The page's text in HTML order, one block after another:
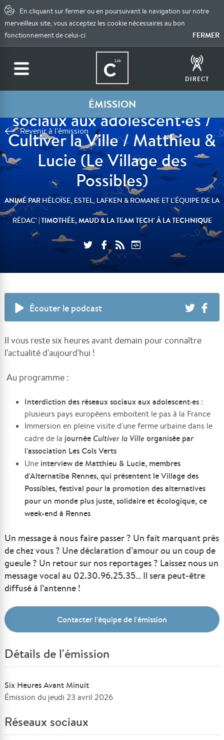
En cliquant sur fermer ou en poursuivant la navigation sur notre
merveilleux site, vous acceptez les cookie nécessaires au bon
fonctionnement de celui-ci
FERMER
DIRECT
ÉMISSION
Revenir à l'émission
Interdiction des réseaux
sociaux aux adolescent·es /
Cultiver la Ville / Matthieu &
Lucie (Le Village des
Possibles)
ANIMÉ PAR HÉLOÏSE, ESTEL, LAFKEN & ROMANE ET L'ÉQUIPE DE LA
RÉDAC' | TIMOTHÉE, MAUD & LA TEAM TECH' À LA TECHNIQUE
Écouter le podcast
Il vous reste six heures avant demain pour connaître
l'actualité d'aujourd'hui !
Au programme :
Interdiction des réseaux sociaux aux adolescent·es :
plusieurs pays européens emboitent le pas à la France
Immersion en pleine visite d'une ferme urbaine dans le
cadre de la journée Cultiver la Ville organisée par
l'association Les Cols Verts
Une interview de Matthieu & Lucie, membres
d'Alternatiba Rennes, qui présentent le Village des
Possibles, festival pour la promotion des alternatives
pour un monde plus juste, solidaire et écologique, ce
week-end à Rennes
Un message à nous faire passer ? Un fait marquant près
de chez vous ? Une déclaration d’amour ou un coup de
gueule ? Un retour sur nos reportages ? Laissez nous un
message vocal au 02.30.96.25.35… Il sera peut-être
diffusé à l’antenne !
Contacter l'équipe de l'émission
Détails de l'émission
Six Heures Avant Minuit
Émission du jeudi 23 avril 2026
Réseaux sociaux